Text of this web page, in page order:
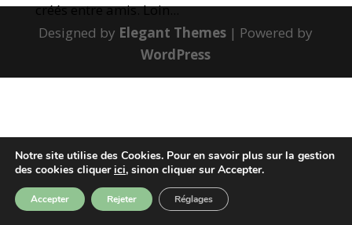
créés entre amis. Loin...
Designed by Elegant Themes | Powered by
WordPress
Notre site utilise des Cookies. Pour en savoir plus sur la gestion
des cookies cliquerici, sinon cliquer sur Accepter.
Accepter Rejeter Réglages